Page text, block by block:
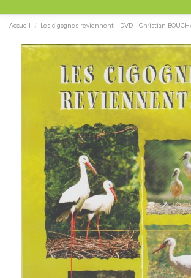
Accueil Les cigognes reviennent - DVD - Christian